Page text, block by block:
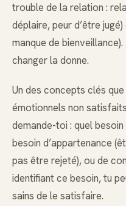
trouble de la relation :
déplaire, peur d’être
manque de
changer la donne.
Un des concepts clés
émotionnels non
demande-toi : quel
besoin d’appartenance
pas être rejeté), ou de
identifiant ce besoin, tu
sains de le satisfaire.